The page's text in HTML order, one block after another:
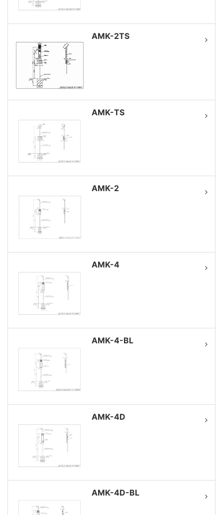
AMK-2TS
AMK-TS
AMK-2
AMK-4
AMK-4-BL
AMK-4D
AMK-4D-BL